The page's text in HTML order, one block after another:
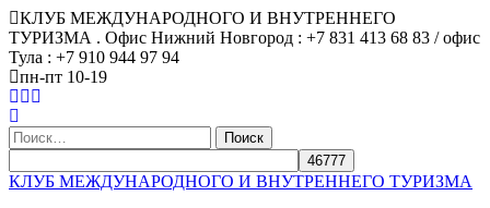
КЛУБ МЕЖДУНАРОДНОГО И ВНУТРЕННЕГО
ТУРИЗМА . Офис Нижний Новгород : +7 831 413 68 83 / офис
Тула : +7 910 944 97 94
пн-пт 10-19
Найти:
КЛУБ МЕЖДУНАРОДНОГО И ВНУТРЕННЕГО ТУРИЗМА